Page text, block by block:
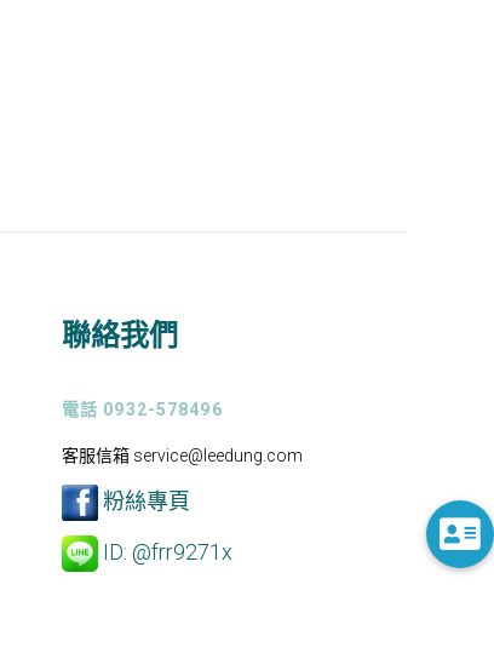
聯絡我們
電話 0932-578496
客服信箱 service@leedung.com
粉絲專頁
ID: @frr9271x